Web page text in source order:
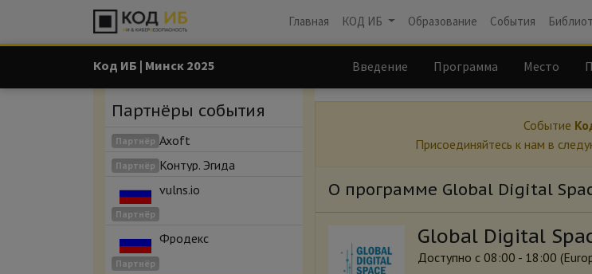
Главная КОД ИБ Образование События
Код ИБ | Минск 2025 Введение Программа Место
Партнёры события
Партнёр Axoft
Партнёр Контур. Эгида
Партнёр
vulns.io
Партнёр
Фродекс
Событие
Присоединяйтесь к нам в
О программе Global Digital
Global Digital
Доступно с 08:00 - 18:00 (